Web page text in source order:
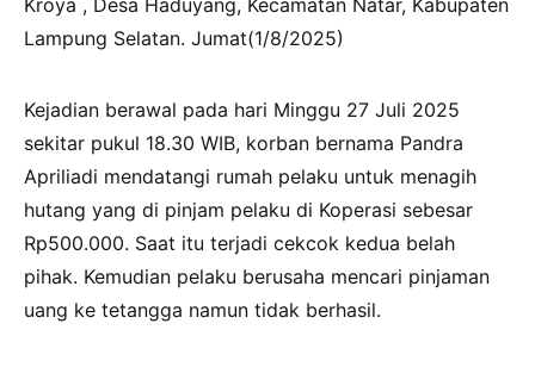
Lampung Selatan. Jumat(1/8/2025)
Kejadian berawal pada hari Minggu 27 Juli 2025
sekitar pukul 18.30 WIB, korban bernama Pandra
Apriliadi mendatangi rumah pelaku untuk menagih
hutang yang di pinjam pelaku di Koperasi sebesar
Rp500.000. Saat itu terjadi cekcok kedua belah
pihak. Kemudian pelaku berusaha mencari pinjaman
uang ke tetangga namun tidak berhasil.